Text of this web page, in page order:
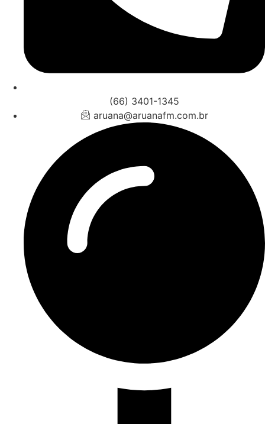
(66) 3401-1345
aruana@aruanafm.com.br